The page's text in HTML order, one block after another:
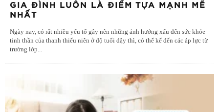
GIA ĐÌNH LUÔN LÀ ĐIỂM TỰA MẠNH MẼ
NHẤT
Ngày nay, có rất nhiều yếu tố gây nên những ảnh hưởng xấu đến sức khỏe
tinh thần của thanh thiếu niên ở độ tuổi dậy thì, có thể kể đến các áp lực từ
trường lớp...